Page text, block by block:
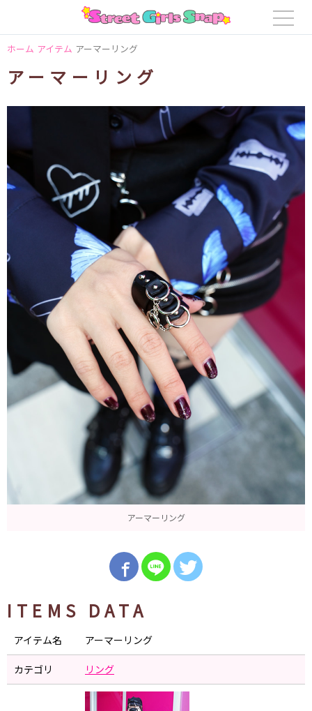
ホーム アイテム アーマーリング
アーマーリング
アーマーリング
ITEMS DATA
アイテム名 アーマーリング
カテゴリ リング